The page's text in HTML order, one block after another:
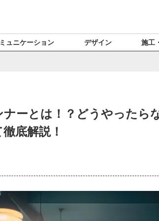
ュニケーション デザイン 施工
ーとは！？どうやったら
底解説！